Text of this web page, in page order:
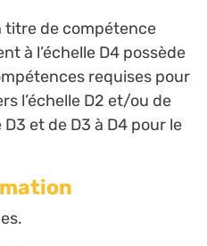
titre de compétence
à l’échelle D4 possède
requises pour
l’échelle D2 et/ou de
D3 et de D3 à D4 pour le